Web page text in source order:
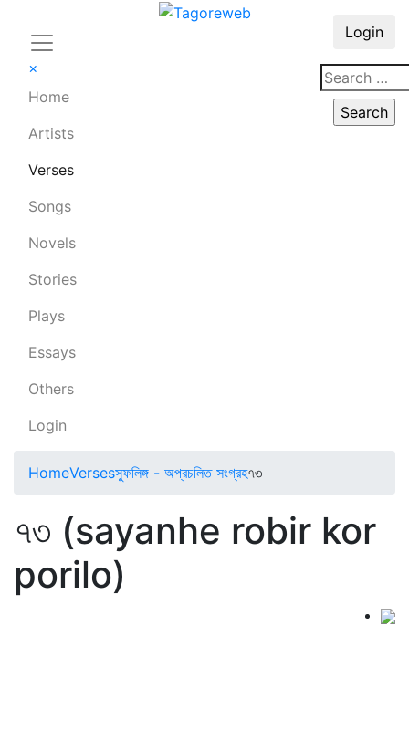
×
Home
Artists
Verses
Songs
Novels
Stories
Plays
Essays
Others
Login
Login
HomeVersesস্ফুলিঙ্গ - অপ্রচলিত সংগ্রহ৭৩
৭৩ (sayanhe robir kor
porilo)